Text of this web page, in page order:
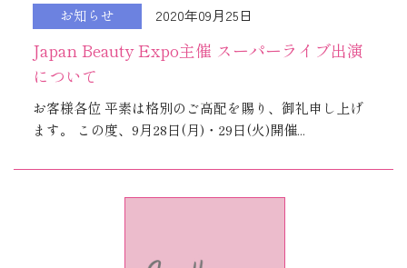
お知らせ 2020年09月25日
Japan Beauty Expo主催 スーパーライブ出演
について
お客様各位 平素は格別のご高配を賜り、御礼申し上げ
ます。 この度、9月28日(月)・29日(火)開催...